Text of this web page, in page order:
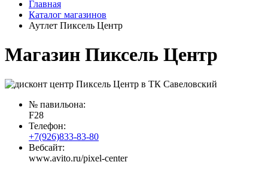
Главная
Каталог магазинов
Аутлет Пиксель Центр
Магазин Пиксель Центр
№ павильона:
F28
Телефон:
+7(926)833-83-80
Вебсайт:
www.avito.ru/pixel-center